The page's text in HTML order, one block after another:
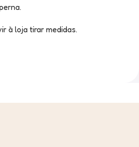
à loja tirar medidas.